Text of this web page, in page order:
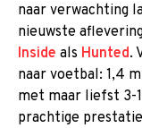
naar verwachting
nieuwste
Inside als Hunted.
naar voetbal: 1,4
met maar liefst 3-
prachtige